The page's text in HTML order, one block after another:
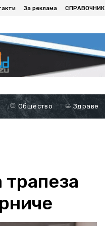
За реклама СПРАВОЧНИК
Общество Здраве